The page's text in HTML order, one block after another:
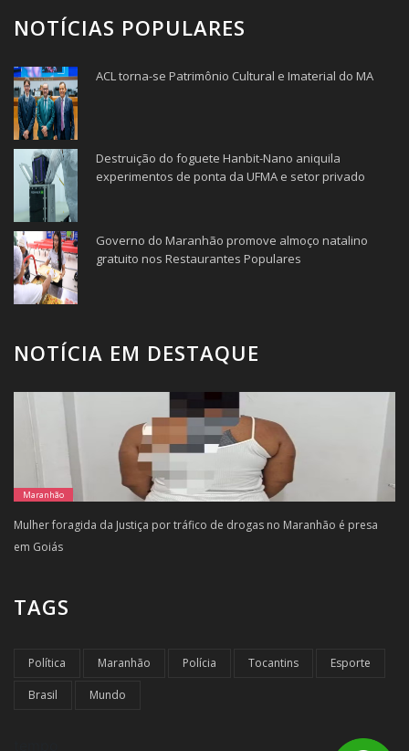
NOTÍCIAS POPULARES
ACL torna-se Patrimônio Cultural e Imaterial do MA
Destruição do foguete Hanbit-Nano aniquila
experimentos de ponta da UFMA e setor privado
Governo do Maranhão promove almoço natalino
gratuito nos Restaurantes Populares
NOTÍCIA EM DESTAQUE
Maranhão
Mulher foragida da Justiça por tráfico de drogas no Maranhão é presa
em Goiás
TAGS
Política Maranhão Polícia Tocantins Esporte
Brasil Mundo